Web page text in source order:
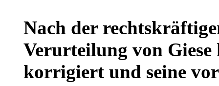
Nach der
Verurteilung von
korrigiert und seine